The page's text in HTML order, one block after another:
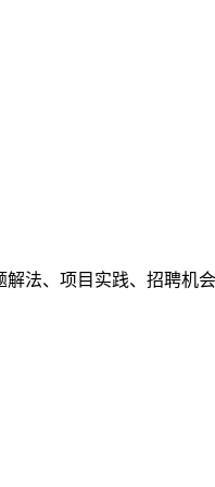
法、项目实践、招聘机会